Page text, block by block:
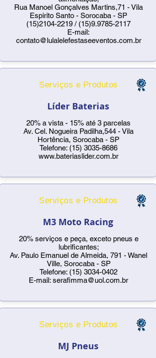
Rua Manoel Gonçalves Martins,71 - Vila
Espirito Santo - Sorocaba - SP
(15)2104-2219 / (15)9.9785-2117
E-mail:
contato@lulalelefestaseeventos.com.br
Serviços e Produtos
Líder Baterias
20% a vista - 15% até 3 parcelas
Av. Cel. Nogueira Padilha,544 - Vila
Hortência, Sorocaba - SP
Telefone: (15) 3035-8686
www.bateriaslider.com.br
Serviços e Produtos
M3 Moto Racing
20% serviços e peça, exceto pneus e
lubrificantes;
Av. Paulo Emanuel de Almeida, 791 - Wanel
Ville, Sorocaba - SP
Telefone: (15) 3034-0402
E-mail: serafimma@uol.com.br
Serviços e Produtos
MJ Pneus